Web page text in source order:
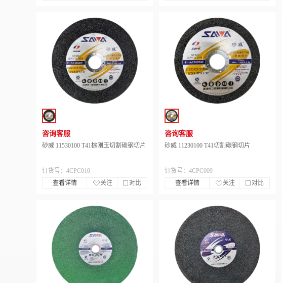
咨询客服
砂威 11530100 T41棕刚玉切割碳钢切片
订货号：4CPC010
查看详情
关注 对比
咨询客服
砂威 11230100 T41切割碳钢切片
订货号：4CPC009
查看详情
关注 对比